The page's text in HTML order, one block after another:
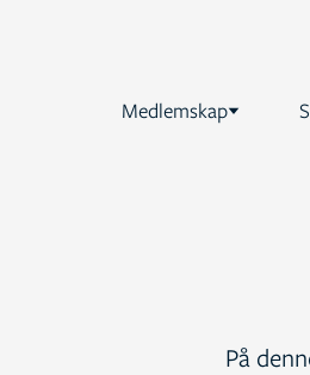
Medlemskap
På